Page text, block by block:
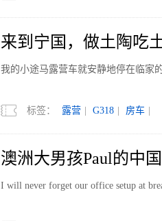
来到宁国，做土陶吃
我的小途马露营车就安静地停在临家
标签： 露营 G318 房车
澳洲大男孩Paul的中
I will never forget our office setup at